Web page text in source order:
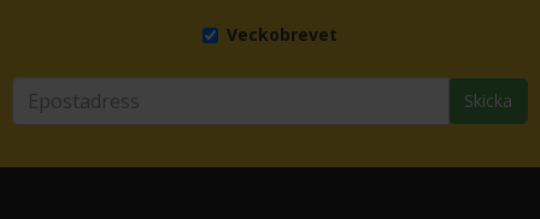
Veckobrevet
Skicka